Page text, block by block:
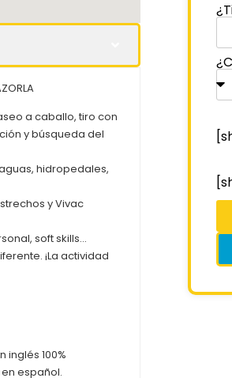
a caballo, tiro con
y búsqueda del
hidropedales,
y Vivac
soft skills…
¡La actividad
inglés 100%
español.